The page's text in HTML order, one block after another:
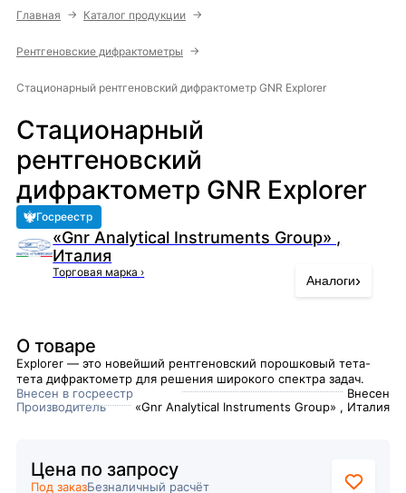
Главная → Каталог продукции →
Рентгеновские дифрактометры →
Стационарный рентгеновский дифрактометр GNR Explorer
Стационарный
рентгеновский
дифрактометр GNR Explorer
Госреестр
«Gnr Analytical Instruments Group» ,
Италия
Торговая марка ›
Аналоги›
О товаре
Explorer — это новейший рентгеновский порошковый тета-
тета дифрактометр для решения широкого спектра задач.
Внесен в госреестр
Внесен
Производитель
«Gnr Analytical Instruments Group» , Италия
Цена по запросу
Под заказБезналичный расчёт